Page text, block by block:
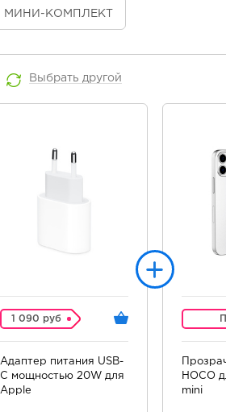
МИНИ -КОМПЛЕКТ
Выбрать другой
1 090 руб
Адаптер питания USB-
C мощностью 20W для
Apple
HOCO
mini